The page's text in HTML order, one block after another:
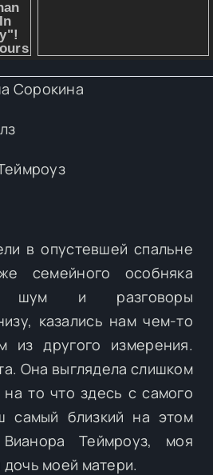
Сорокина
в опустевшей спальне
семейного особняка
шум и разговоры
казались нам чем-то
из другого измерения.
Она выглядела слишком
то что здесь с самого
самый близкий на этом
Теймроуз, моя
моей матери.